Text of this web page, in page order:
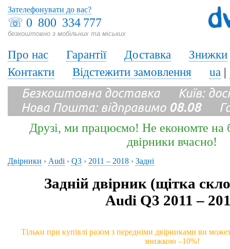
☏ 0 800 334 777
безкоштовно з мобільних та міських
Зателефонувати до вас?
Про нас Гарантії Доставка
Знижки
Контакти
Відстежити замовлення ua |
Безкоштовна доставка Київ:
Нова Пошта: відправимо 08.08
Друзі, ми працюємо! Не економте на
двірники вчасно!
Двірники › Audi › Q3 › 2011 – 2018 › Задні
Задній двірник (щітка
Audi Q3 2011 –
Тільки при купівлі разом з передніми двірниками ви
знижкою –10%!